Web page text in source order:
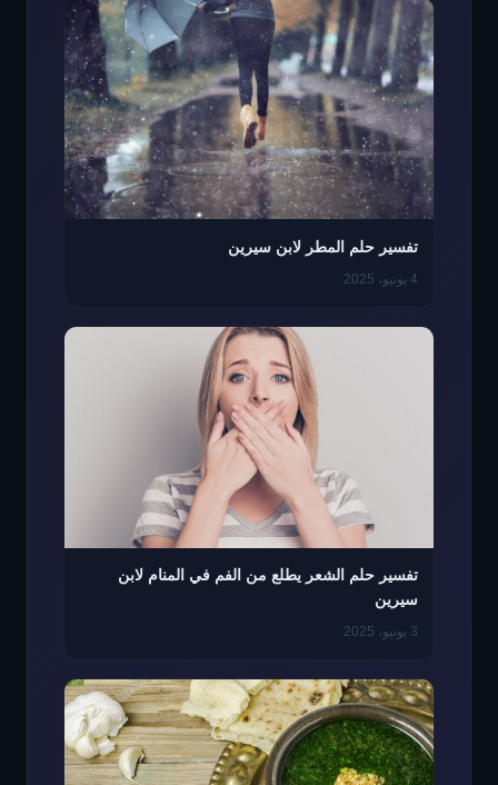
تفسير حلم المطر لابن سيرين
4 يونيو، 2025
تفسير حلم الشعر يطلع من الفم في المنام لابن
سيرين
3 يونيو، 2025